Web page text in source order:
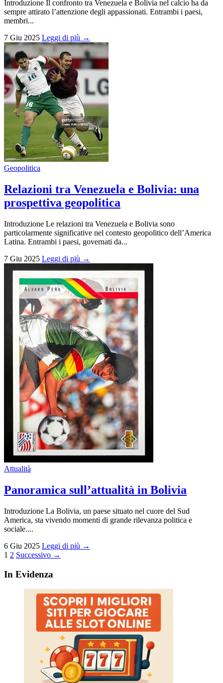
Introduzione Il confronto tra Venezuela e Bolivia nel calcio ha da
sempre attirato l’attenzione degli appassionati. Entrambi i paesi,
membri...
7 Giu 2025 Leggi di più →
Geopolitica
Relazioni tra Venezuela e Bolivia: una
prospettiva geopolitica
Introduzione Le relazioni tra Venezuela e Bolivia sono
particolarmente significative nel contesto geopolitico dell’America
Latina. Entrambi i paesi, governati da...
7 Giu 2025 Leggi di più →
Attualità
Panoramica sull’attualità in Bolivia
Introduzione La Bolivia, un paese situato nel cuore del Sud
America, sta vivendo momenti di grande rilevanza politica e
sociale....
6 Giu 2025 Leggi di più →
Paginazione
degli
1 2 Successivo →
In Evidenza